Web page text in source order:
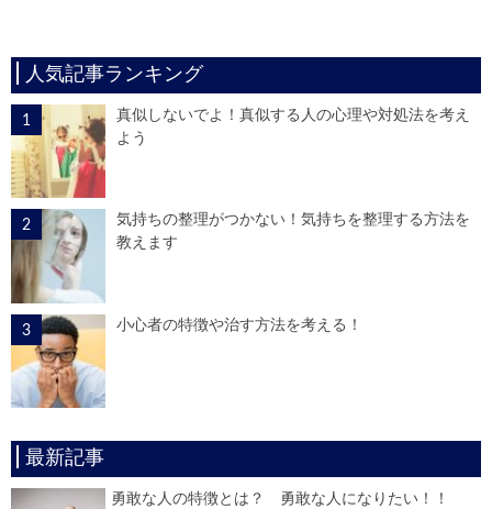
人気記事ランキング
真似しないでよ！真似する人の心理や対処法を考え
よう
気持ちの整理がつかない！気持ちを整理する方法を
教えます
小心者の特徴や治す方法を考える！
最新記事
勇敢な人の特徴とは？ 勇敢な人になりたい！！